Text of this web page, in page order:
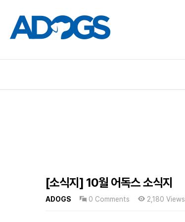
[소식지] 10월 어독스 소식지
ADOGS 0 Comments 2,180 Views